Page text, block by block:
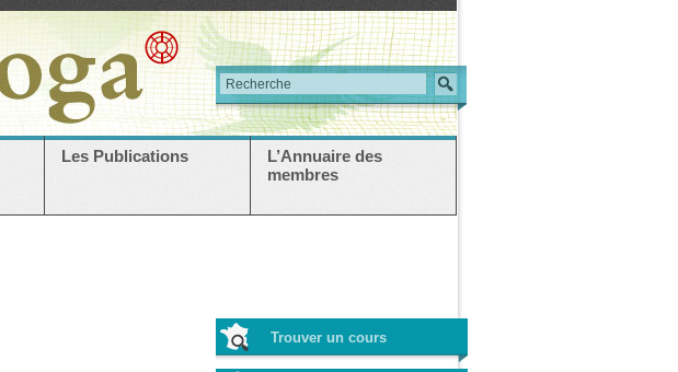
Les Publications
L’Annuaire des
membres
Trouver un cours